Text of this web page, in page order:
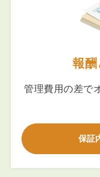
報酬
管理費用の差で
保証